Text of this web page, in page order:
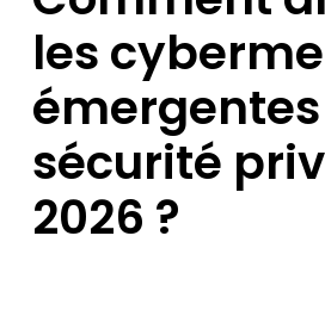
les
sécurité
2026 ?